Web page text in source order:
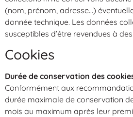
(nom, prénom, adresse…)
donnée technique. Les données
susceptibles d’être revendues à
Cookies
Durée de conservation des
Conformément aux
durée maximale de conservation
mois au maximum après leur